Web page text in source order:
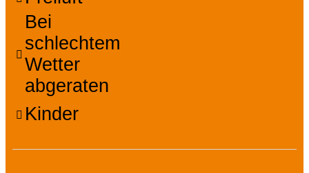
Bei
schlechtem
Wetter
abgeraten
Kinder